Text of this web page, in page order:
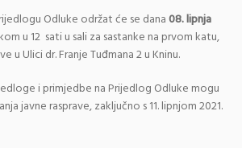
Odluke održat će se dana08. lipnja
u 12 sati u sali za sastanke na prvom katu,
u Ulici dr. Franje Tuđmana 2 u Kninu.
i primjedbe na Prijedlog Odluke mogu
javne rasprave, zaključno s 11. lipnjom 2021.